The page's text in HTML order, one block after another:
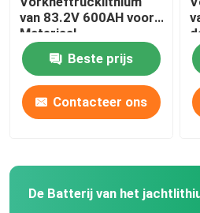
van 83.2V 600AH voor
Materiaal
Behandelingsmateriaal
Beste prijs
Contacteer ons
De Batterij van het